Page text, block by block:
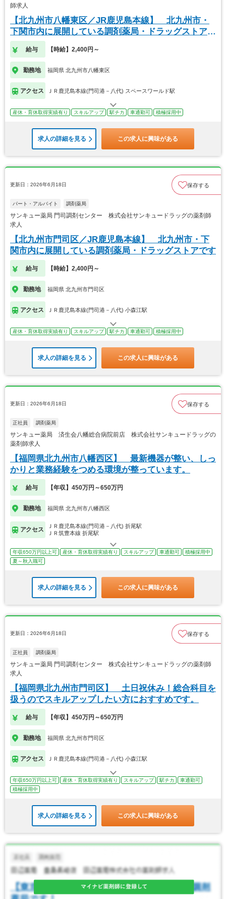
師求人
【北九州市八幡東区／JR鹿児島本線】 北九州市・
下関市内に展開している調剤薬局・ドラッグストアで
す
給与 【時給】2,400円～
勤務地 福岡県 北九州市八幡東区
アクセス ＪＲ鹿児島本線(門司港－八代) スペースワールド駅
産休・育休取得実績有り スキルアップ 駅チカ 車通勤可 積極採用中
求人の詳細を見る この求人に興味がある
更新日：2026年6月18日 保存する
パート・アルバイト 調剤薬局
サンキュー薬局 門司調剤センター 株式会社サンキュードラッグの薬剤師
求人
【北九州市門司区／JR鹿児島本線】 北九州市・下
関市内に展開している調剤薬局・ドラッグストアです
給与 【時給】2,400円～
勤務地 福岡県 北九州市門司区
アクセス ＪＲ鹿児島本線(門司港－八代) 小森江駅
産休・育休取得実績有り スキルアップ 駅チカ 車通勤可 積極採用中
求人の詳細を見る この求人に興味がある
更新日：2026年6月18日 保存する
正社員 調剤薬局
サンキュー薬局 済生会八幡総合病院前店 株式会社サンキュードラッグの
薬剤師求人
【福岡県北九州市八幡西区】 最新機器が整い、しっ
かりと業務経験をつめる環境が整っています。
給与 【年収】450万円～650万円
勤務地 福岡県 北九州市八幡西区
アクセス
ＪＲ鹿児島本線(門司港－八代) 折尾駅
ＪＲ筑豊本線 折尾駅
年収650万円以上可 産休・育休取得実績有り スキルアップ 車通勤可
積極採用中
夏～秋入職可
求人の詳細を見る この求人に興味がある
更新日：2026年6月18日 保存する
正社員 調剤薬局
サンキュー薬局 門司調剤センター 株式会社サンキュードラッグの薬剤師
求人
【福岡県北九州市門司区】 土日祝休み！総合科目を
扱うのでスキルアップしたい方におすすめです。
給与 【年収】450万円～650万円
勤務地 福岡県 北九州市門司区
アクセス ＪＲ鹿児島本線(門司港－八代) 小森江駅
年収650万円以上可 産休・育休取得実績有り スキルアップ 駅チカ
車通勤可
積極採用中
求人の詳細を見る この求人に興味がある